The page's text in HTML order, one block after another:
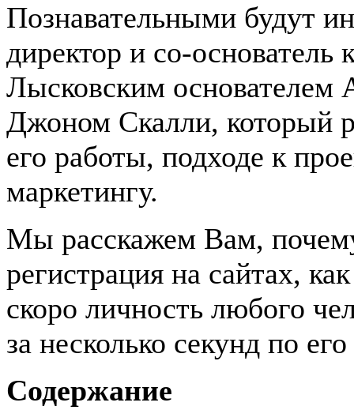
Познавательными будут
директор и со-
Лысковским основателем
Джоном Скалли, который
его работы, подходе к
маркетингу.
Мы расскажем Вам,
регистрация на сайтах,
скоро личность любого
за несколько секунд по
Содержание